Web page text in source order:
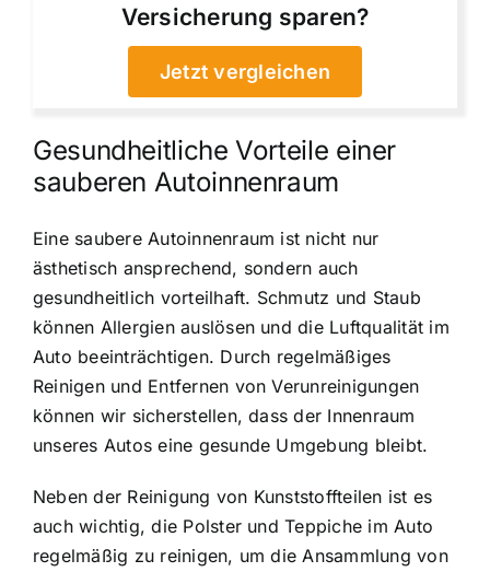
Versicherung sparen?
Jetzt vergleichen
Gesundheitliche Vorteile einer
sauberen Autoinnenraum
Eine saubere Autoinnenraum ist nicht nur
ästhetisch ansprechend, sondern auch
gesundheitlich vorteilhaft. Schmutz und Staub
können Allergien auslösen und die Luftqualität im
Auto beeinträchtigen. Durch regelmäßiges
Reinigen und Entfernen von Verunreinigungen
können wir sicherstellen, dass der Innenraum
unseres Autos eine gesunde Umgebung bleibt.
Neben der Reinigung von Kunststoffteilen ist es
auch wichtig, die Polster und Teppiche im Auto
regelmäßig zu reinigen, um die Ansammlung von